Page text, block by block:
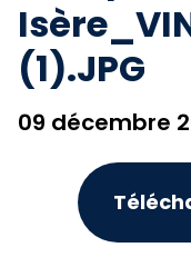
(1).JPG
09 décembre